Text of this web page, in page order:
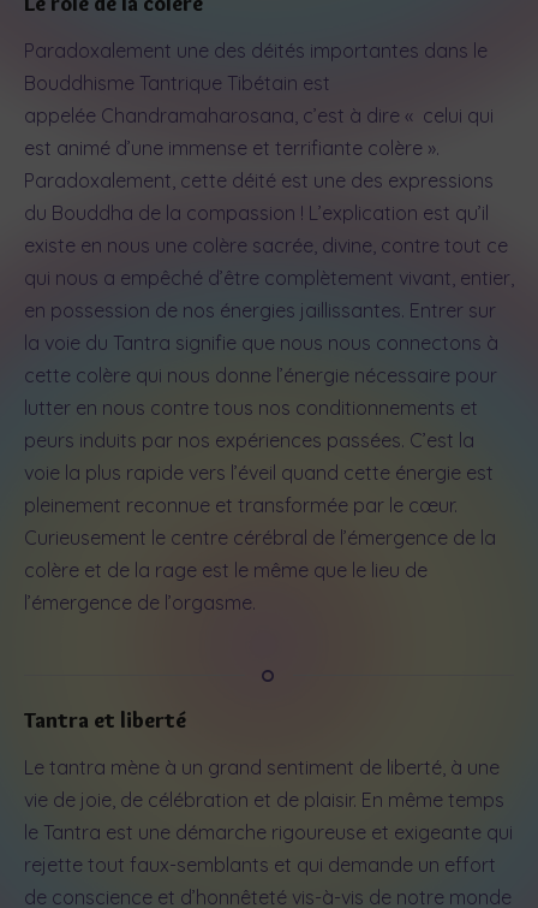
Paradoxalement une des déités importantes dans le
Bouddhisme Tantrique Tibétain est
appelée Chandramaharosana, c’est à dire « celui qui
est animé d’une immense et terrifiante colère ».
Paradoxalement, cette déité est une des expressions
du Bouddha de la compassion ! L’explication est qu’il
existe en nous une colère sacrée, divine, contre tout ce
qui nous a empêché d’être complètement vivant, entier,
en possession de nos énergies jaillissantes. Entrer sur
la voie du Tantra signifie que nous nous connectons à
cette colère qui nous donne l’énergie nécessaire pour
lutter en nous contre tous nos conditionnements et
peurs induits par nos expériences passées. C’est la
voie la plus rapide vers l’éveil quand cette énergie est
pleinement reconnue et transformée par le cœur.
Curieusement le centre cérébral de l’émergence de la
colère et de la rage est le même que le lieu de
l’émergence de l’orgasme.
Tantra et liberté
Le tantra mène à un grand sentiment de liberté, à une
vie de joie, de célébration et de plaisir. En même temps
le Tantra est une démarche rigoureuse et exigeante qui
rejette tout faux-semblants et qui demande un effort
de conscience et d’honnêteté vis-à-vis de notre monde